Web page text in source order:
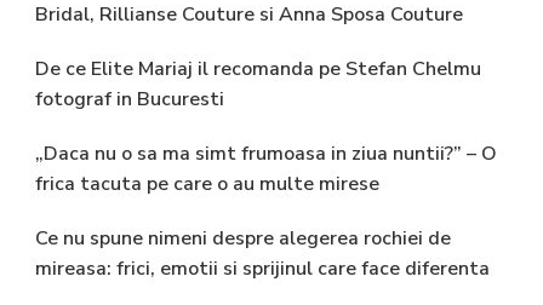
Bridal, Rillianse Couture si Anna Sposa Couture
De ce Elite Mariaj il recomanda pe Stefan Chelmu
fotograf in Bucuresti
„Daca nu o sa ma simt frumoasa in ziua nuntii?” – O
frica tacuta pe care o au multe mirese
Ce nu spune nimeni despre alegerea rochiei de
mireasa: frici, emotii si sprijinul care face diferenta